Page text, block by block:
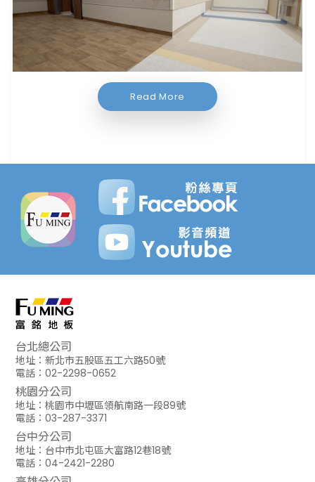
Read More
台北總公司
地址：新北市五股區五工六路50號
電話：02-2298-0652
桃園分公司
地址：桃園市中壢區領航南路一段89號
電話：03-287-3371
台中分公司
地址：台中市北屯區大富路12巷18號
電話：04-2421-2280